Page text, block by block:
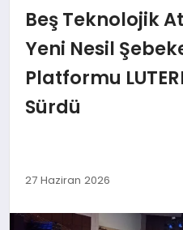
DÜNYA
EKONOMI
SPOR
Beş Teknolojik
Yeni Nesil
Platformu
Sürdü
27 Haziran 2026